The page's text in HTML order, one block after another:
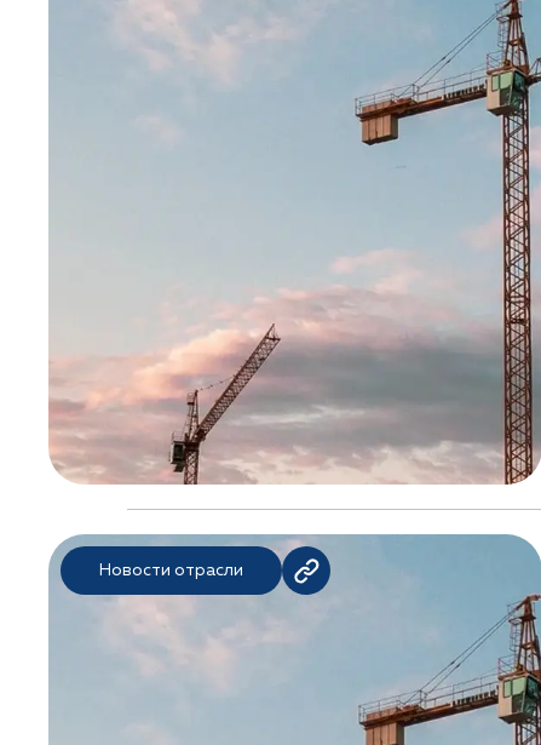
Новости отрасли